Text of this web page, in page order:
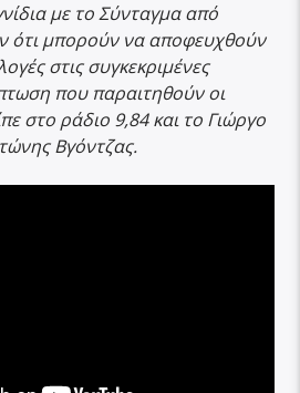
με το Σύνταγμα από
ότι μπορούν να αποφευχθούν
στις συγκεκριμένες
που παραιτηθούν οι
στο ράδιο 9,84 και το Γιώργο
Βγόντζας.